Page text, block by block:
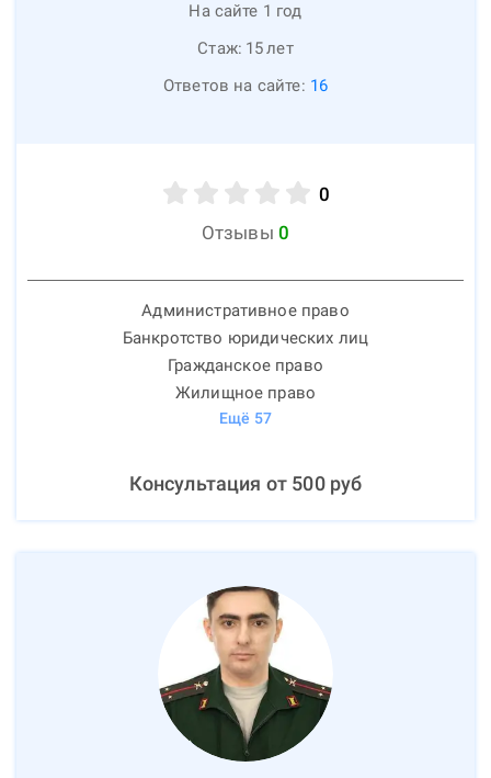
На сайте 1 год
Стаж: 15лет
Ответов на сайте: 16
0
Отзывы 0
Административное право
Банкротство юридических лиц
Гражданское право
Жилищное право
Ещё 57
Консультация от 500руб